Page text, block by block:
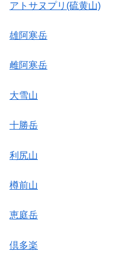
アトサヌプリ(硫黄山)
雄阿寒岳
雌阿寒岳
大雪山
十勝岳
利尻山
樽前山
恵庭岳
倶多楽